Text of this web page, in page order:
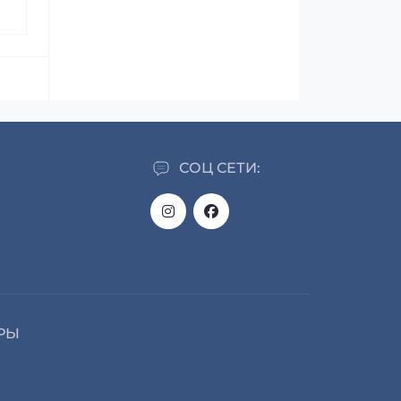
СОЦ СЕТИ: